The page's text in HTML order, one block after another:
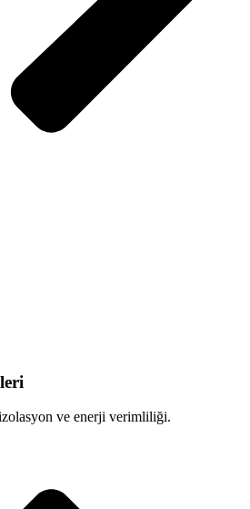
ve enerji verimliliği.